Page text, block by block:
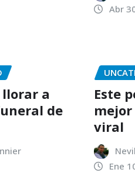
Abr
llorar a
de
Este
viral
Ene